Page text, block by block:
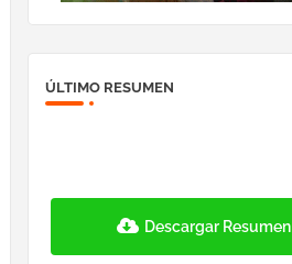
ÚLTIMO RESUMEN
Descargar Resumen